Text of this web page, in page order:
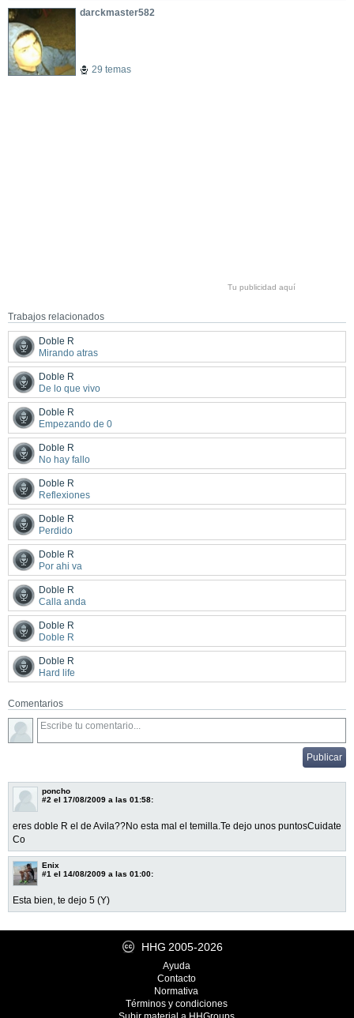
darckmaster582
29 temas
Tu publicidad aquí
Trabajos relacionados
Doble R
Mirando atras
Doble R
De lo que vivo
Doble R
Empezando de 0
Doble R
No hay fallo
Doble R
Reflexiones
Doble R
Perdido
Doble R
Por ahi va
Doble R
Calla anda
Doble R
Doble R
Doble R
Hard life
Comentarios
poncho
#2 el 17/08/2009 a las 01:58:
eres doble R el de Avila??No esta mal el temilla.Te dejo unos puntosCuidate
Co
Enix
#1 el 14/08/2009 a las 01:00:
Esta bien, te dejo 5 (Y)
HHG 2005-2026
Ayuda
Contacto
Normativa
Términos y condiciones